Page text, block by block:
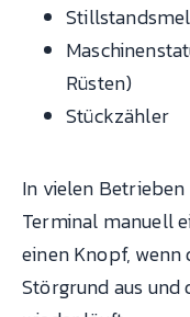
Rüsten)
Stückzähler
In vielen
Terminal manuell
einen Knopf, wenn
Störgrund aus und